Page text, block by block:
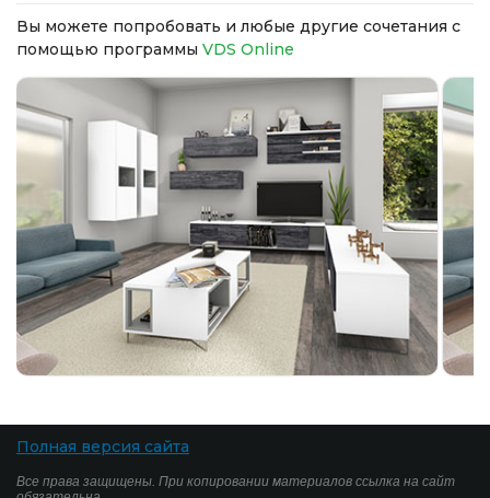
Вы можете попробовать и любые другие сочетания с
помощью программы VDS Online
Полная версия сайта
Все права защищены. При копировании материалов ссылка на сайт